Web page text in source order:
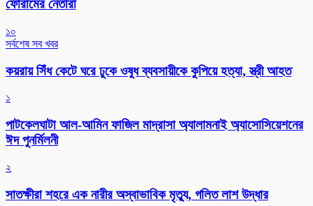
ফোরামের নেতারা
১০
সর্বশেষ সব খবর
কয়রায় সিঁধ কেটে ঘরে ঢুকে ওষুধ ব্যবসায়ীকে কুপিয়ে হত্যা, স্ত্রী আহত
১
পাটকেলঘাটা আল-আমিন ফাজিল মাদ্রাসা অ্যালামনাই অ্যাসোসিয়েশনের
ঈদ পুনর্মিলনী
২
সাতক্ষীরা শহরে এক নারীর অস্বাভাবিক মৃত্যু, গলিত লাশ উদ্ধার